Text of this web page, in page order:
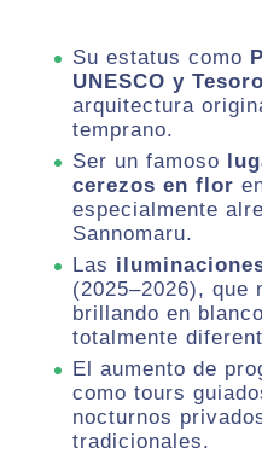
Su estatus como
UNESCO y
arquitectura
temprano.
Ser un famoso
cerezos en flor
especialmente
Sannomaru.
Las
(2025–2026), que
brillando en
totalmente
El aumento de
como tours
nocturnos
tradicionales.